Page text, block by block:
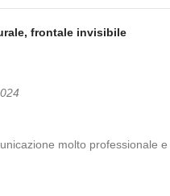
frontale invisibile
molto professionale e